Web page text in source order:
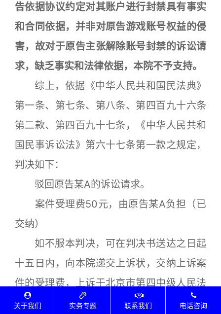
告依据协议约定对其账户进行封禁具有事实
和合同依据，并非对原告游戏账号权益的侵
害，故对于原告主张解除账号封禁的诉讼请
求，缺乏事实和法律依据，本院不予支持。
综上，依据《中华人民共和国民法典》
第一条、第七条、第八条、第四百九十六条
第二款、第四百九十七条，《中华人民共和
国民事诉讼法》第六十七条第一款之规定，
判决如下：
驳回原告某A的诉讼请求。
案件受理费50元，由原告某A负担（已
交纳）
如不服本判决，可在判决书送达之日起
十五日内，向本院递交上诉状，交纳上诉案
件的受理费，上诉于北京市第四中级人民法
院。上诉期届满七日内未交纳上诉案件受理
关于我们 实务专题 联系我们 电话咨询